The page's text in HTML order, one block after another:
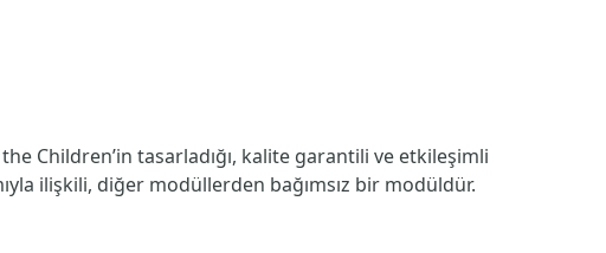
the Children’in tasarladığı, kalite garantili ve etkileşimli
ilişkili, diğer modüllerden bağımsız bir modüldür.